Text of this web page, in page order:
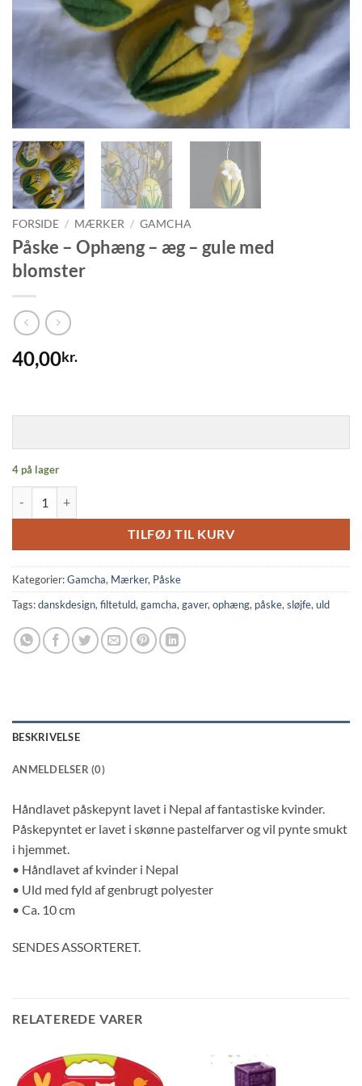
FORSIDE / MÆRKER / GAMCHA
Påske – Ophæng – æg – gule med
blomster
40,00kr.
4 på lager
TILFØJ TIL KURV
Kategorier:Gamcha, Mærker, Påske
Tags:danskdesign,filtetuld,gamcha,gaver,ophæng, påske,sløjfe,uld
BESKRIVELSE
ANMELDELSER (0)
Håndlavet påskepynt lavet i Nepal af fantastiske kvinder.
Påskepyntet er lavet i skønne pastelfarver og vil pynte smukt
i hjemmet.
• Håndlavet af kvinder i Nepal
• Uld med fyld af genbrugt polyester
• Ca. 10 cm
SENDES ASSORTERET.
RELATEREDE VARER